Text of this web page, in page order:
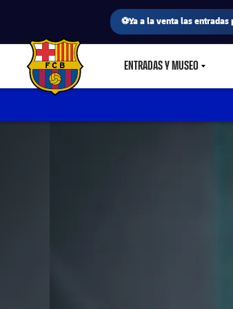
⚽Ya a la venta las
FC Barcelona club badge ENTRADAS Y MUSEO